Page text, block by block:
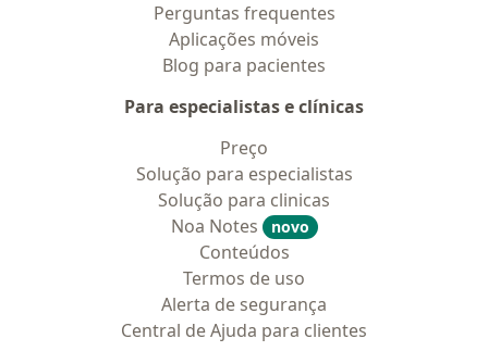
Perguntas frequentes
Aplicações móveis
Blog para pacientes
Para especialistas e clínicas
Preço
Solução para especialistas
Solução para clinicas
Noa Notes
novo
Conteúdos
Termos de uso
Alerta de segurança
Central de Ajuda para clientes